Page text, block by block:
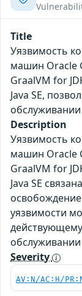
Title
Уязвимость
машин Oracle
GraalVM for
Java SE,
обслуживании
Description
Уязвимость
машин Oracle
GraalVM for
Java SE
уязвимости
обслуживании
Severity
AV:N/AC:H/